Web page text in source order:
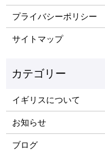
プライバシーポリシー
サイトマップ
イギリスについて
お知らせ
ブログ